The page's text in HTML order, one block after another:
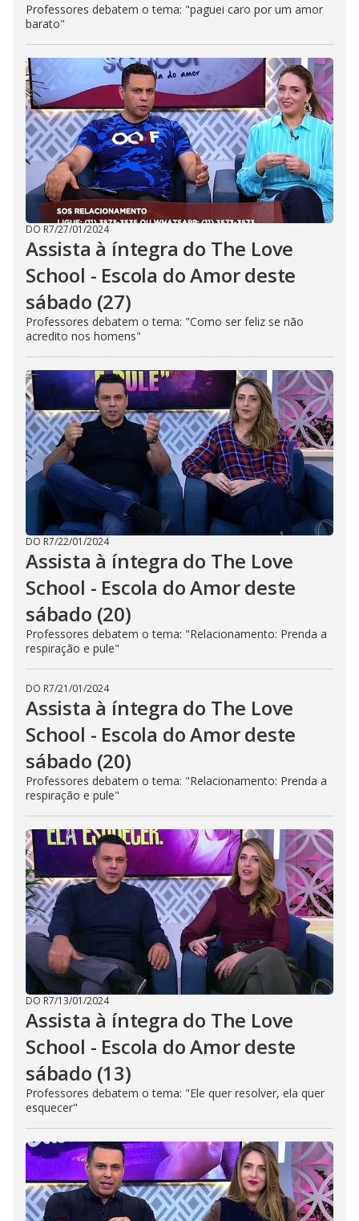
Professores debatem o tema: "paguei caro por um amor
barato"
DO R7/27/01/2024
Assista à íntegra do The Love
School - Escola do Amor deste
sábado (27)
Professores debatem o tema: "Como ser feliz se não
acredito nos homens"
DO R7/22/01/2024
Assista à íntegra do The Love
School - Escola do Amor deste
sábado (20)
Professores debatem o tema: "Relacionamento: Prenda a
respiração e pule"
DO R7/21/01/2024
Assista à íntegra do The Love
School - Escola do Amor deste
sábado (20)
Professores debatem o tema: "Relacionamento: Prenda a
respiração e pule"
DO R7/13/01/2024
Assista à íntegra do The Love
School - Escola do Amor deste
sábado (13)
Professores debatem o tema: "Ele quer resolver, ela quer
esquecer"